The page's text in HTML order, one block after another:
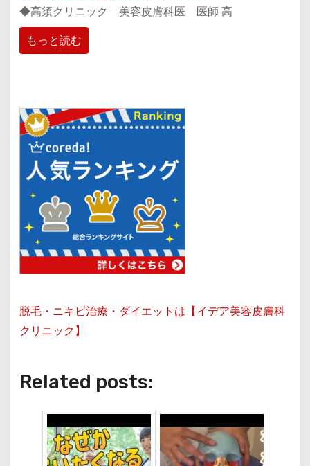
◆高須クリニック 美容皮膚科医 医師 高
もっと読む
脱毛・ニキビ治療・ダイエットは【イデア美容皮膚科
クリニック】
Related posts: